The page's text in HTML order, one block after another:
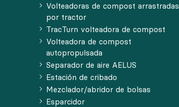
Volteadoras de compost arrastradas
por tractor
TracTurn volteadora de compost
Volteadora de compost
autopropulsada
Separador de aire AELUS
Estación de cribado
Mezclador/abridor de bolsas
Esparcidor